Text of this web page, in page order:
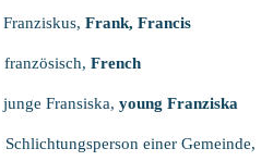
Franziskus, Frank, Francis
französisch, French
junge Fransiska, young Franziska
Schlichtungsperson einer Gemeinde,